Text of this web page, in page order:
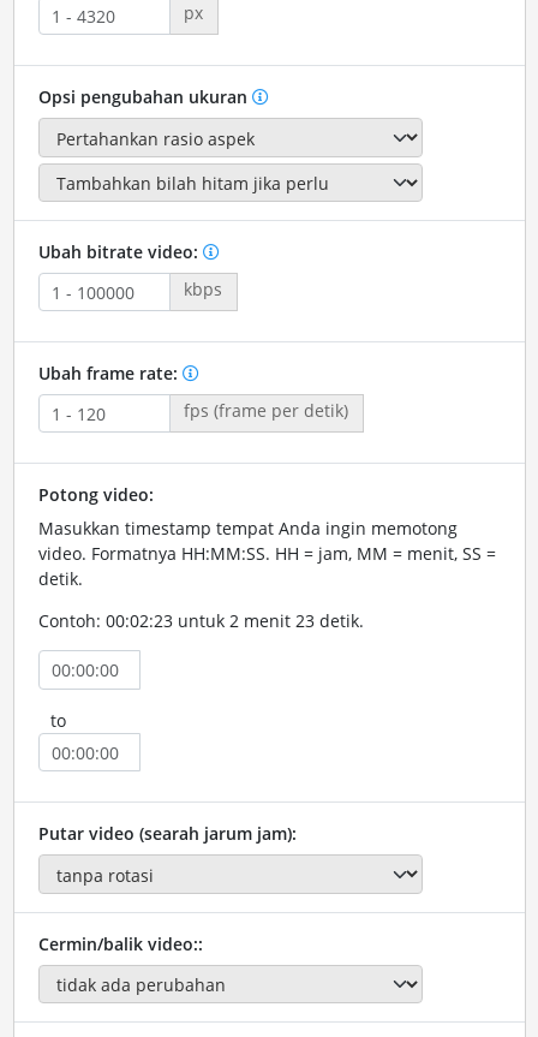
px
Opsi pengubahan ukuran
Ubah bitrate video:
kbps
Ubah frame rate:
fps (frame per detik)
Potong video:
Masukkan timestamp tempat Anda ingin memotong
video. Formatnya HH:MM:SS. HH = jam, MM = menit, SS =
detik.
Contoh: 00:02:23 untuk 2 menit 23 detik.
to
Putar video (searah jarum jam):
Cermin/balik video::